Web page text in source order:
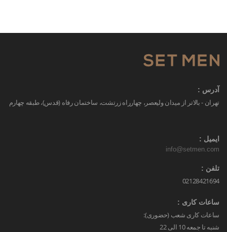
آدرس :
تهران - بالاتر از میدان ولیعصر، چهارراه زرتشت، ساختمان رفاه (قدس)، طبقه چهارم
ایمیل :
info@setmen.com
تلفن :
02128421694
ساعات کاری :
ساعات کاری شعب (حضوری):
شنبه تا جمعه 10 الی 22